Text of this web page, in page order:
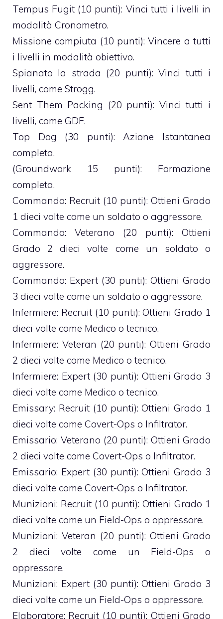
Tempus Fugit (10 punti): Vinci tutti i livelli in
modalità Cronometro.
Missione compiuta (10 punti): Vincere a tutti
i livelli in modalità obiettivo.
Spianato la strada (20 punti): Vinci tutti i
livelli, come Strogg.
Sent Them Packing (20 punti): Vinci tutti i
livelli, come GDF.
Top Dog (30 punti): Azione Istantanea
completa.
(Groundwork 15 punti): Formazione
completa.
Commando: Recruit (10 punti): Ottieni Grado
1 dieci volte come un soldato o aggressore.
Commando: Veterano (20 punti): Ottieni
Grado 2 dieci volte come un soldato o
aggressore.
Commando: Expert (30 punti): Ottieni Grado
3 dieci volte come un soldato o aggressore.
Infermiere: Recruit (10 punti): Ottieni Grado 1
dieci volte come Medico o tecnico.
Infermiere: Veteran (20 punti): Ottieni Grado
2 dieci volte come Medico o tecnico.
Infermiere: Expert (30 punti): Ottieni Grado 3
dieci volte come Medico o tecnico.
Emissary: Recruit (10 punti): Ottieni Grado 1
dieci volte come Covert-Ops o Infiltrator.
Emissario: Veterano (20 punti): Ottieni Grado
2 dieci volte come Covert-Ops o Infiltrator.
Emissario: Expert (30 punti): Ottieni Grado 3
dieci volte come Covert-Ops o Infiltrator.
Munizioni: Recruit (10 punti): Ottieni Grado 1
dieci volte come un Field-Ops o oppressore.
Munizioni: Veteran (20 punti): Ottieni Grado
2 dieci volte come un Field-Ops o
oppressore.
Munizioni: Expert (30 punti): Ottieni Grado 3
dieci volte come un Field-Ops o oppressore.
Elaboratore: Recruit (10 punti): Ottieni Grado